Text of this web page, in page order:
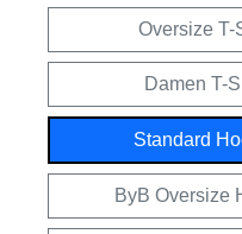
Oversize T-
Damen T-
Standard
ByB Oversize